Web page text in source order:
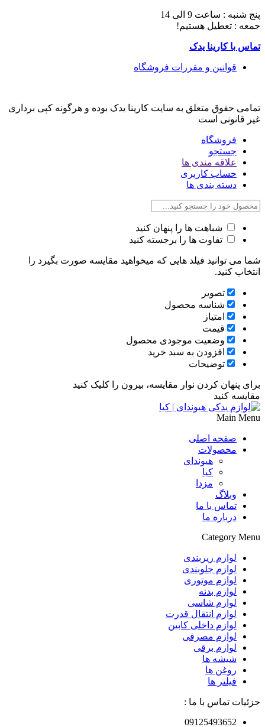
پنج شنبه : ساعت 9 الی 14
جمعه : تعطیل هستیم!
تماس با کارینا یدک
قوانین و مقررات فروشگاه
تمامی حقوق متعلق به سایت کارینا یدک بوده و هرگونه کپی برداری
غیر قانونی است
فروشگاه
جستجو
علاقه مندی ها
حساب کاربری
دسته بندی ها
شباهت ها را پنهان کنید
تفاوت ها را برجسته کنید
شما می توانید فیلد هایی که میخواهید مقایسه صورت بگیرد را
انتخاب کنید.
تصویر
شناسه محصول
امتیاز
قیمت
وضعیت موجودی محصول
افزودن به سبد خرید
توضیحات
برای پنهان کردن نوار مقایسه، بیرون را کلیک کنید
مقایسه کنید
Main Menu
صفحه اصلی
محصولات
هیوندای
کیا
مزدا
وبلاگ
تماس با ما
درباره ما
Category Menu
لوازم زیربندی
لوازم جلوبندی
لوازم موتوری
لوازم بدنه
لوازم شاسی
لوازم انتقال قدرت
لوازم داخلی کابین
لوازم مصرفی
لوازم برقی
شیشه ها
روغن ها
فیلتر ها
جزئیات تماس با ما :
09125493652